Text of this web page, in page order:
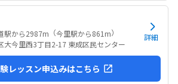
駅から2987m （今里駅から861m）
大今里西3丁目2-17 東成区民センター
詳細
レッスン申込みはこちら